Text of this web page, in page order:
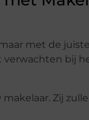
met de
bij
Zij